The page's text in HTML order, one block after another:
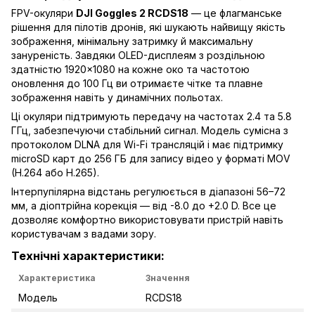
FPV-окуляри DJI Goggles 2 RCDS18 — це флагманське
рішення для пілотів дронів, які шукають найвищу якість
зображення, мінімальну затримку й максимальну
зануреність. Завдяки OLED-дисплеям з роздільною
здатністю 1920×1080 на кожне око та частотою
оновлення до 100 Гц ви отримаєте чітке та плавне
зображення навіть у динамічних польотах.
Ці окуляри підтримують передачу на частотах 2.4 та 5.8
ГГц, забезпечуючи стабільний сигнал. Модель сумісна з
протоколом DLNA для Wi-Fi трансляцій і має підтримку
microSD карт до 256 ГБ для запису відео у форматі MOV
(H.264 або H.265).
Інтерпупілярна відстань регулюється в діапазоні 56–72
мм, а діоптрійна корекція — від -8.0 до +2.0 D. Все це
дозволяє комфортно використовувати пристрій навіть
користувачам з вадами зору.
Технічні характеристики:
Характеристика Значення
Модель
RCDS18